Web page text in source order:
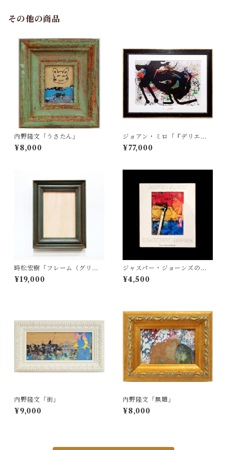
その他の商品
内野隆文「うさたん」
¥8,000
ジョアン・ミロ「『デリエー
ル・ル・ミロワール no.203』
より ソブレティクシム Pl.
¥77,000
時松宏樹「フレーム（グリー
ン・A5サイズ）」
¥19,000
ジャスパー・ジョーンズのド
ローイング作品集
¥4,500
内野隆文「街」
¥9,000
内野隆文「無題」
¥8,000